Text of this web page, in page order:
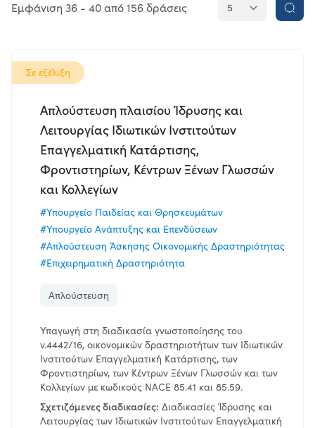
Όλες
Αποδέκτες
Πολίτες
Επιχειρήσεις
Όλοι
Ενέργειες
Απλούστευση
Ψηφιοποίηση
Εξυπηρέτηση
Πληροφόρηση
Κωδικοποίηση
Εμφάνιση 36 - 40 από 156 δράσεις
Σε εξέλιξη
Απλούστευση πλαισίου Ίδρυσης και
Λειτουργίας Ιδιωτικών Ινστιτούτων
Επαγγελματική Κατάρτισης,
Φροντιστηρίων, Κέντρων Ξένων Γλωσσών
και Κολλεγίων
#Επιχειρηματική Δραστηριότητα
#Απλούστευση Άσκησης Οικονομικής Δραστηριότητας
#Υπουργείο Ανάπτυξης και Επενδύσεων
#Υπουργείο Παιδείας και Θρησκευμάτων
Απλούστευση
Υπαγωγή στη διαδικασία γνωστοποίησης του
ν.4442/16, οικονομικών δραστηριοτήτων των Ιδιωτικών
Ινστιτούτων Επαγγελματική Κατάρτισης, των
Φροντιστηρίων, των Κέντρων Ξένων Γλωσσών και των
Κολλεγίων με κωδικούς NACE 85.41 και 85.59.
Σχετιζόμενες διαδικασίες: Διαδικασίες Ίδρυσης και
Λειτουργίας των Ιδιωτικών Ινστιτούτων Επαγγελματική